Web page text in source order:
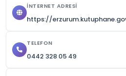
İNTERNET ADRESI
https://
TELEFON
0442 328 05 49